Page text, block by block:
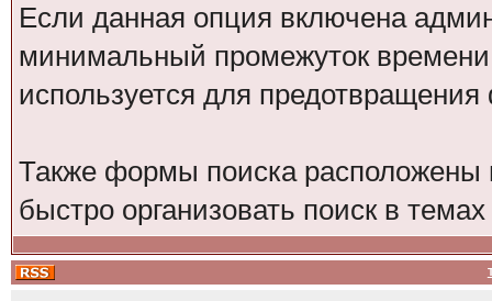
Если данная опция включена
минимальный промежуток
используется для
Также формы поиска расположены
быстро организовать поиск в